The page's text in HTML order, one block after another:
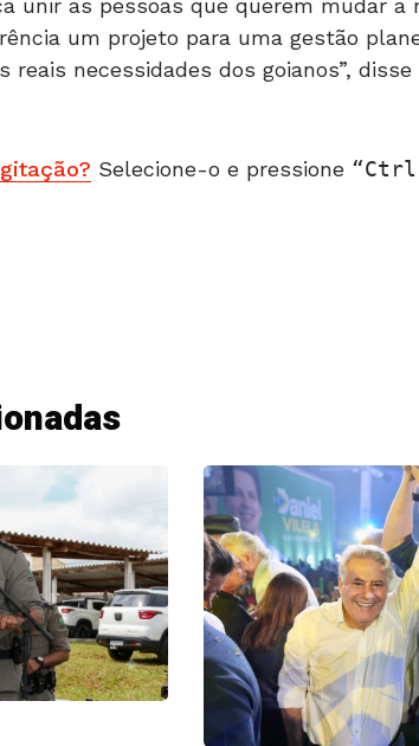
unir as pessoas que querem mudar a
um projeto para uma gestão
reais necessidades dos goianos”,
Selecione-o e pressione Ctrl